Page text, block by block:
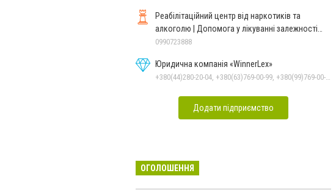
Реабілітаційний центр від наркотиків та
алкоголю | Допомога у лікуванні залежності
ReaLife
0990723888
Юридична компанія «WinnerLex»
Додати підприємство
ОГОЛОШЕННЯ